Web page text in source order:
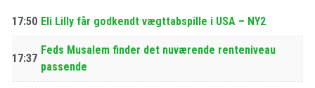
17:50 Eli Lilly får godkendt vægttabspille i USA – NY2
17:37
Feds Musalem finder det nuværende renteniveau
passende